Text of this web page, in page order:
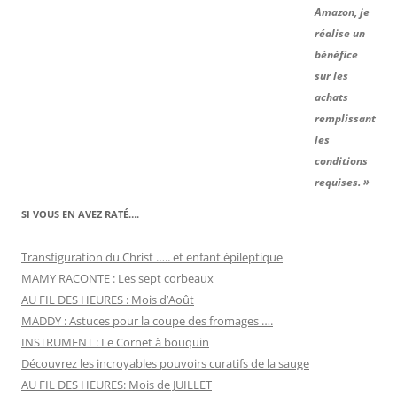
Amazon, je
réalise un
bénéfice
sur les
achats
remplissant
les
conditions
requises. »
SI VOUS EN AVEZ RATÉ….
Transfiguration du Christ ….. et enfant épileptique
MAMY RACONTE : Les sept corbeaux
AU FIL DES HEURES : Mois d’Août
MADDY : Astuces pour la coupe des fromages ….
INSTRUMENT : Le Cornet à bouquin
Découvrez les incroyables pouvoirs curatifs de la sauge
AU FIL DES HEURES: Mois de JUILLET